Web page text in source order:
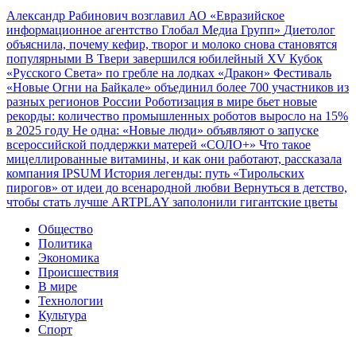
Александр Рабинович возглавил АО «Евразийское
информационное агентство Глобал Медиа Групп» Диетолог
объяснила, почему кефир, творог и молоко снова становятся
популярными В Твери завершился юбилейный XV Кубок
«Русского Света» по гребле на лодках «Дракон» Фестиваль
«Новые Огни на Байкале» объединил более 700 участников из
разных регионов России Роботизация в мире бьет новые
рекорды: количество промышленных роботов выросло на 15%
в 2025 году Не одна: «Новые люди» объявляют о запуске
всероссийской поддержки матерей «СОЛО+» Что такое
мицеллированные витамины, и как они работают, рассказала
компания IPSUM История легенды: путь «Тирольских
пирогов» от идеи до всенародной любви Вернуться в детство,
чтобы стать лучше ARTPLAY заполонили гигантские цветы
Общество
Политика
Экономика
Происшествия
В мире
Технологии
Культура
Спорт